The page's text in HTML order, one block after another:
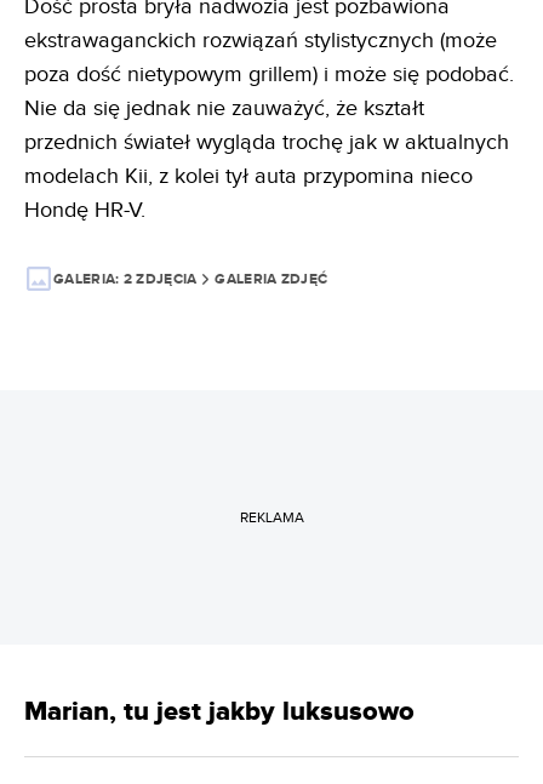
Dość prosta bryła nadwozia jest pozbawiona
ekstrawaganckich rozwiązań stylistycznych (może
poza dość nietypowym grillem) i może się podobać.
Nie da się jednak nie zauważyć, że kształt
przednich świateł wygląda trochę jak w aktualnych
modelach Kii, z kolei tył auta przypomina nieco
Hondę HR-V.
GALERIA: 2 ZDJĘCIA GALERIA ZDJĘĆ
REKLAMA
Marian, tu jest jakby luksusowo